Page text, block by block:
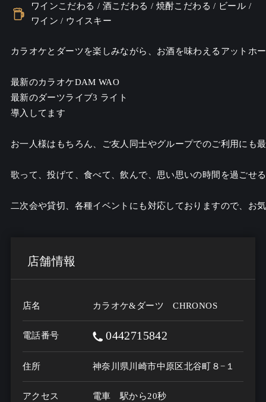
ワインこだわる / 酒こだわる / 焼酎こだわる / ビール /
ワイン / ウイスキー
カラオケとダーツを楽しみながら、お酒を味わえるアットホ
最新のカラオケDAM WAO
最新のダーツライブ3 ライト
導入してます
お一人様はもちろん、ご友人同士やグループでのご利用にも
歌って、投げて、食べて、飲んで、思い思いの時間を過ごせ
店舗情報
店名 カラオケ&ダーツ CHRONOS
電話番号 0442715842
住所 神奈川県川崎市中原区北谷町８−１
アクセス 電車　駅から20秒